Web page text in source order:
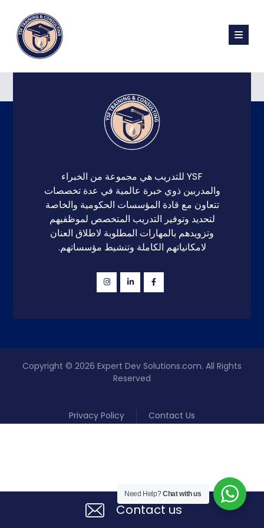
YSF للتدريب هي مجموعة من الخبراء
والمدربين ذوي خبرة عالمية في عدة تخصصات
تتعاون مع قادة المؤسسات الحكومية والخاصة
لتحديد وتوفير التدريب المتخصص لموظفيهم
وتزويدهم بالمهارات المطلوبة لاطلاق العنان
لامكانياتهم الكاملة وتنشيط مؤسساتهم.
Copyright © 2026 Expert Dev Solutions.com. All Rights
Reserved
Contact Us
Privacy Policy
Contact us
Need Help?Chat with us